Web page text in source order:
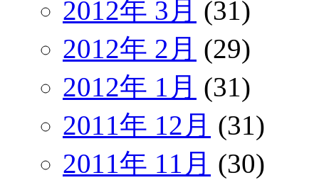
2012年 3月 (31)
2012年 2月 (29)
2012年 1月 (31)
2011年 12月 (31)
2011年 11月 (30)